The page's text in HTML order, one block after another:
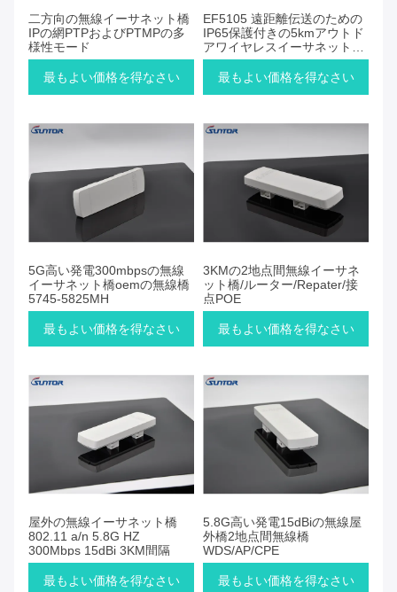
二方向の無線イーサネット橋
IPの網PTPおよびPTMPの多
様性モード
最もよい価格を得なさい
EF5105 遠距離伝送のための
IP65保護付きの5kmアウトド
アワイヤレスイーサネットブ
リッジ
最もよい価格を得なさい
5G高い発電300mbpsの無線
イーサネット橋oemの無線橋
5745-5825MH
最もよい価格を得なさい
3KMの2地点間無線イーサネ
ット橋/ルーター/Repater/接
点POE
最もよい価格を得なさい
屋外の無線イーサネット橋
802.11 a/n 5.8G HZ
300Mbps 15dBi 3KM間隔
最もよい価格を得なさい
5.8G高い発電15dBiの無線屋
外橋2地点間無線橋
WDS/AP/CPE
最もよい価格を得なさい